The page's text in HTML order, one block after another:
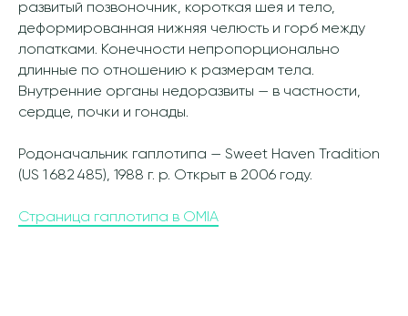
развитый позвоночник, короткая шея и тело,
деформированная нижняя челюсть и горб между
лопатками. Конечности непропорционально
длинные по отношению к размерам тела.
Внутренние органы недоразвиты — в частности,
сердце, почки и гонады.
Родоначальник гаплотипа — Sweet Haven Tradition
(US 1 682 485), 1988 г. р. Открыт в 2006 году.
Страница гаплотипа в OMIA